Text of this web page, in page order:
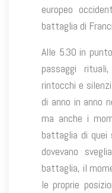
europeo
battaglia di
Alle 5.30 in
passaggi
rintocchi e
di anno in anno
ma anche i
battaglia di quei
dovevano
battaglia, il
le proprie